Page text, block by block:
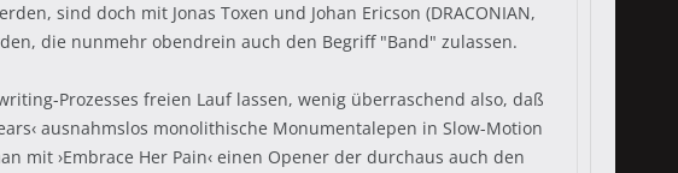
sind doch mit Jonas Toxen und Johan Ericson (DRACONIAN,
die nunmehr obendrein auch den Begriff "Band" zulassen.
Prozesses freien Lauf lassen, wenig überraschend also, daß
ausnahmslos monolithische Monumentalepen in Slow-Motion
mit ›Embrace Her Pain‹ einen Opener der durchaus auch den